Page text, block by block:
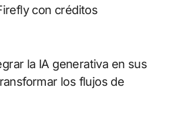
con créditos
la IA generativa en sus
los flujos de